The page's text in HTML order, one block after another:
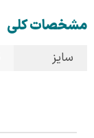
مشخصات کلی
سایز